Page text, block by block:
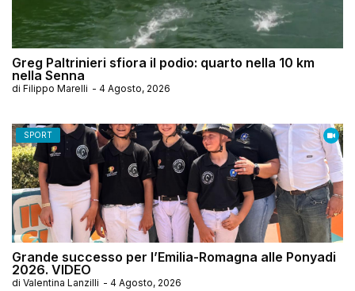
Greg Paltrinieri sfiora il podio: quarto nella 10 km
nella Senna
di Filippo Marelli - 4 Agosto, 2026
SPORT
Grande successo per l’Emilia-Romagna alle Ponyadi
2026. VIDEO
di Valentina Lanzilli - 4 Agosto, 2026